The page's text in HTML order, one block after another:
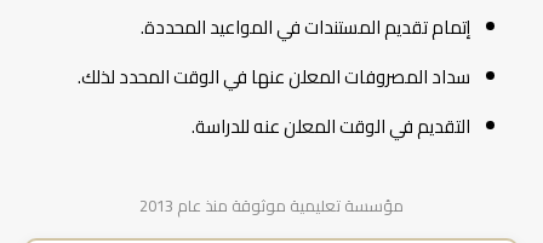
إتمام تقديم المستندات في المواعيد المحددة.
سداد المصروفات المعلن عنها في الوقت المحدد لذلك.
التقديم في الوقت المعلن عنه للدراسة.
مؤسسة تعليمية موثوقة منذ عام 2013